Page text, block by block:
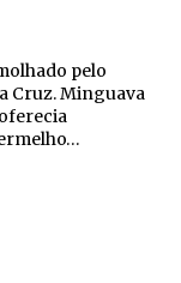
pelo
Cruz. Minguava